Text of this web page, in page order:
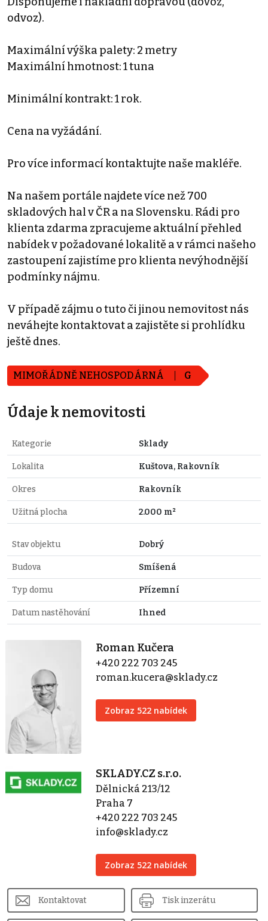
odvoz).
Maximální výška palety: 2 metry
Maximální hmotnost: 1 tuna
Minimální kontrakt: 1 rok.
Cena na vyžádání.
Pro více informací kontaktujte naše makléře.
Na našem portále najdete více než 700
skladových hal v ČR a na Slovensku. Rádi pro
klienta zdarma zpracujeme aktuální přehled
nabídek v požadované lokalitě a v rámci našeho
zastoupení zajistíme pro klienta nevýhodnější
podmínky nájmu.
V případě zájmu o tuto či jinou nemovitost nás
neváhejte kontaktovat a zajistěte si prohlídku
ještě dnes.
MIMOŘÁDNĚ NEHOSPODÁRNÁ G
Údaje k nemovitosti
Kategorie Sklady
Lokalita Kuštova, Rakovník
Okres Rakovník
Užitná plocha 2.000 m²
Stav objektu Dobrý
Budova Smíšená
Typ domu Přízemní
Datum nastěhování Ihned
Roman Kučera
+420 222 703 245
roman.kucera@sklady.cz
Zobraz 522 nabídek
SKLADY.CZ s.r.o.
Dělnická 213/12
Praha 7
+420 222 703 245
info@sklady.cz
Zobraz 522 nabídek
Kontaktovat Tisk inzerátu